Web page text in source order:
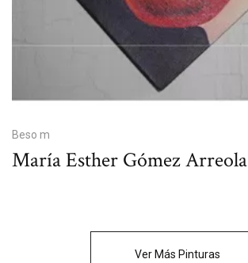
Beso m
María Esther Gómez Arreola
Ver Más Pinturas